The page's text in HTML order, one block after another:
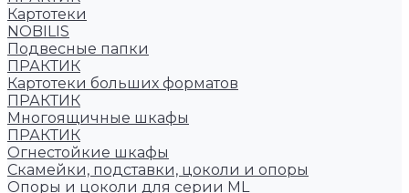
Картотеки
NOBILIS
Подвесные папки
ПРАКТИК
Картотеки больших форматов
ПРАКТИК
Многоящичные шкафы
ПРАКТИК
Огнестойкие шкафы
Скамейки, подставки, цоколи и опоры
Опоры и цоколи для серии ML